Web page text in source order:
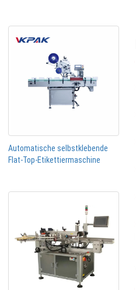
Automatische selbstklebende
Flat-Top-Etikettiermaschine